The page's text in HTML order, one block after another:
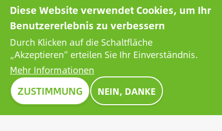
Algorithmus, der aus über einer Million Kreditberichten
Unternehmen auswählt und kategorisiert, um
Bild
Diese Website verwendet Cookies, um Ihr
Benutzererlebnis zu verbessern
Durch Klicken auf die Schaltfläche
„Akzeptieren“ erteilen Sie Ihr Einverständnis.
Mehr Informationen
ZUSTIMMUNG NEIN, DANKE